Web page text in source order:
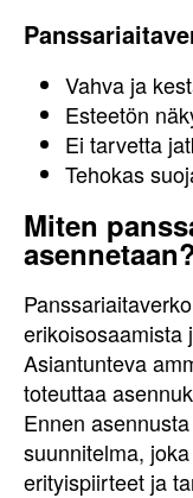
Vahva ja
Esteetön
Ei tarvetta
Tehokas
Miten
erikoisosaamista
Asiantunteva
toteuttaa
Ennen
suunnitelma,
erityispiirteet ja